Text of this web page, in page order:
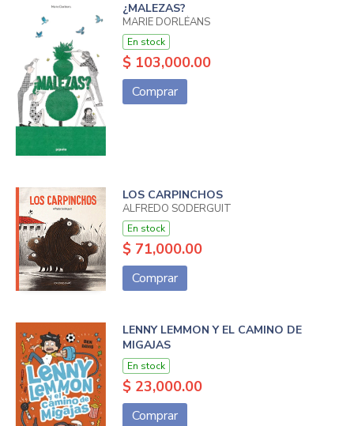
¿MALEZAS?
MARIE DORLÉANS
En stock
$ 103,000.00
Comprar
LOS CARPINCHOS
ALFREDO SODERGUIT
En stock
$ 71,000.00
Comprar
LENNY LEMMON Y EL CAMINO DE
MIGAJAS
En stock
$ 23,000.00
Comprar